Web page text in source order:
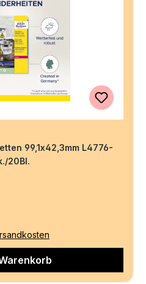
99,1x42,3mm L4776-
20Bl.